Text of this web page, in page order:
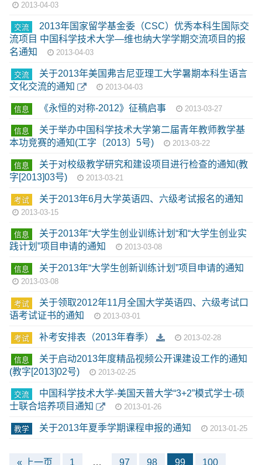
2013-04-03
交流
2013年国家留学基金委（CSC）优秀本科生国际交
流项目 中国科学技术大学—维也纳大学学期交流项目的报
名通知
2013-04-03
交流
关于2013年美国弗吉尼亚理工大学暑期本科生语言
文化交流的通知
2013-04-03
信息 《永恒的对称-2012》征稿启事 2013-03-27
信息
关于举办中国科学技术大学第二届青年教师教学基
本功竞赛的通知(工字〔2013〕5号)
2013-03-22
信息
关于对校级教学研究和建设项目进行检查的通知(教
字[2013]03号)
2013-03-21
考试 关于2013年6月大学英语四、六级考试报名的通知
2013-03-15
信息
关于2013年“大学生创业训练计划“和“大学生创业实
践计划”项目申请的通知
2013-03-08
信息 关于2013年“大学生创新训练计划”项目申请的通知
2013-03-08
考试
关于领取2012年11月全国大学英语四、六级考试口
语考试证书的通知
2013-03-01
考试 补考安排表（2013年春季） 2013-02-28
信息
关于启动2013年度精品视频公开课建设工作的通知
(教字[2013]02号)
2013-02-25
交流
中国科学技术大学-美国天普大学“3+2”模式学士-硕
士联合培养项目通知
2013-01-26
教学 关于2013年夏季学期课程申报的通知 2013-01-25
« 上一页 1 … 97 98 99 100